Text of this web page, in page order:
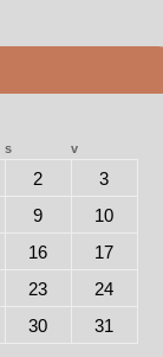
s v
2
3
9
10
16
17
23
24
30
31